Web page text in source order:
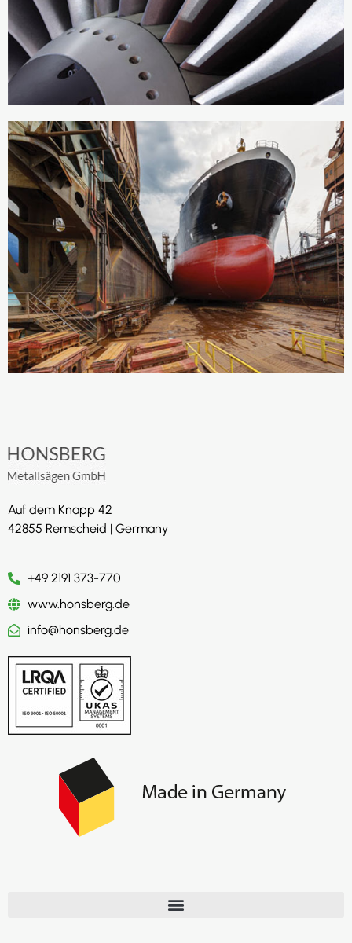
Auf dem Knapp 42
42855 Remscheid | Germany
+49 2191 373-770
www.honsberg.de
info@honsberg.de